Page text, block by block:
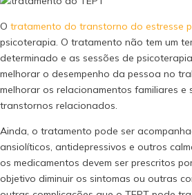
O tratamento do transtorno do estresse
psicoterapia. O tratamento não tem um
determinado e as sessões de
melhorar o desempenho da pessoa no
melhorar os relacionamentos familiares e
transtornos relacionados.
Ainda, o tratamento pode ser
ansiolíticos, antidepressivos e outros
os medicamentos devem ser prescritos
objetivo diminuir os sintomas ou outras